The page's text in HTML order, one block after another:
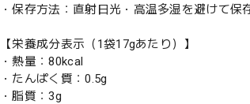
・保存方法：直射日光・高温多湿を避けて保
【栄養成分表示（1袋17gあたり）】
・熱量：80kcal
・たんぱく質：0.5g
・脂質：3g